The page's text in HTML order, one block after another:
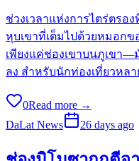
ช่วงเวลาแห่งการไตร่ตรอง
หุบเขาที่เต็มไปด้วยหมอกขอ
เพียงแค่ช่องเขาบนภูเขา
ลง สำหรับนักท่องเที่ยวหล
0Read more →
DaLat News
26 days ago